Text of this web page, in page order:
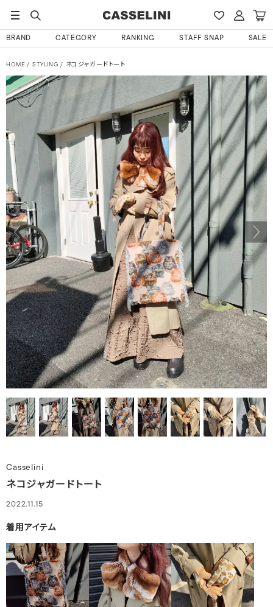
BRAND CATEGORY RANKING STAFF SNAP SALE
HOME STYLING ネコジャガードトート
Casselini
ネコジャガードトート
2022.11.15
着用アイテム